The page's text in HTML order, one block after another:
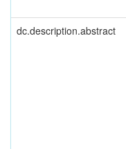
dc.description.abstract